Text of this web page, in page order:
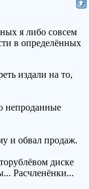
я либо совсем
в определённых
издали на то,
непроданные
и обвал продаж.
диске
Расчленёнки...